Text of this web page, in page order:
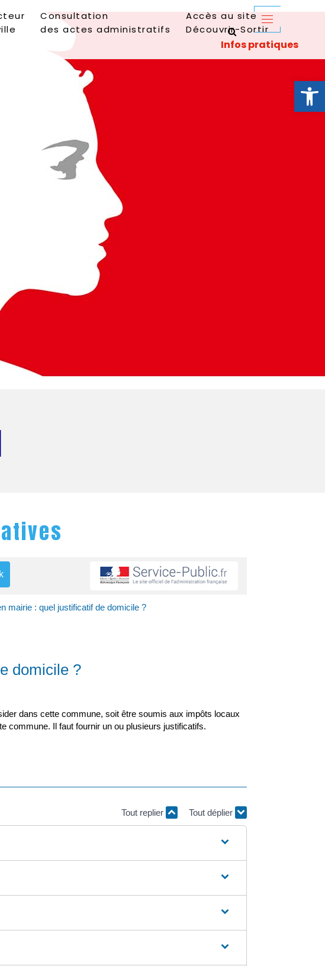
Ouvrir
Consultation
des actes administratifs
Accès au site
Découvrir-Sortir
mairie : quel justificatif de domicile ?
domicile ?
dans cette commune, soit être soumis aux impôts locaux
commune. Il faut fournir un ou plusieurs justificatifs.
Tout replier Tout déplier